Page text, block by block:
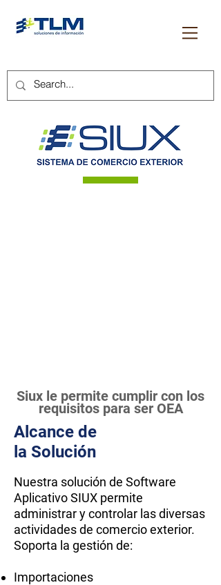
Siux le permite cumplir con los
requisitos para ser OEA
Alcance de
la Solución
Nuestra solución de Software
Aplicativo SIUX permite
administrar y controlar las diversas
actividades de comercio exterior.
Soporta la gestión de:
Importaciones